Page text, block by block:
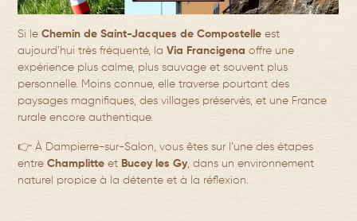
Si leChemin de Saint-Jacques de Compostelle est
aujourd’hui très fréquenté, laVia Francigena offre une
expérience plus calme, plus sauvage et souvent plus
personnelle. Moins connue, elle traverse pourtant des
paysages magnifiques, des villages préservés, et une France
rurale encore authentique.
👉 À Dampierre-sur-Salon, vous êtes sur l’une des étapes
entreChamplitte et Bucey les Gy, dans un environnement
naturel propice à la détente et à la réflexion.